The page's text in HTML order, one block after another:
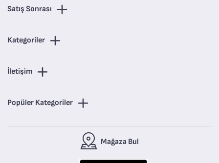
Satış Sonrası
Kategoriler
İletişim
Popüler Kategoriler
Mağaza Bul